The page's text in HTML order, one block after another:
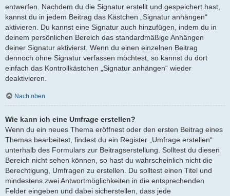
entwerfen. Nachdem du die Signatur erstellt und gespeichert hast,
kannst du in jedem Beitrag das Kästchen „Signatur anhängen“
aktivieren. Du kannst eine Signatur auch hinzufügen, indem du in
deinem persönlichen Bereich das standardmäßige Anhängen
deiner Signatur aktivierst. Wenn du einen einzelnen Beitrag
dennoch ohne Signatur verfassen möchtest, so kannst du dort
einfach das Kontrollkästchen „Signatur anhängen“ wieder
deaktivieren.
Nach oben
Wie kann ich eine Umfrage erstellen?
Wenn du ein neues Thema eröffnest oder den ersten Beitrag eines
Themas bearbeitest, findest du ein Register „Umfrage erstellen“
unterhalb des Formulars zur Beitragserstellung. Solltest du diesen
Bereich nicht sehen können, so hast du wahrscheinlich nicht die
Berechtigung, Umfragen zu erstellen. Du solltest einen Titel und
mindestens zwei Antwortmöglichkeiten in die entsprechenden
Felder eingeben und dabei sicherstellen, dass jede